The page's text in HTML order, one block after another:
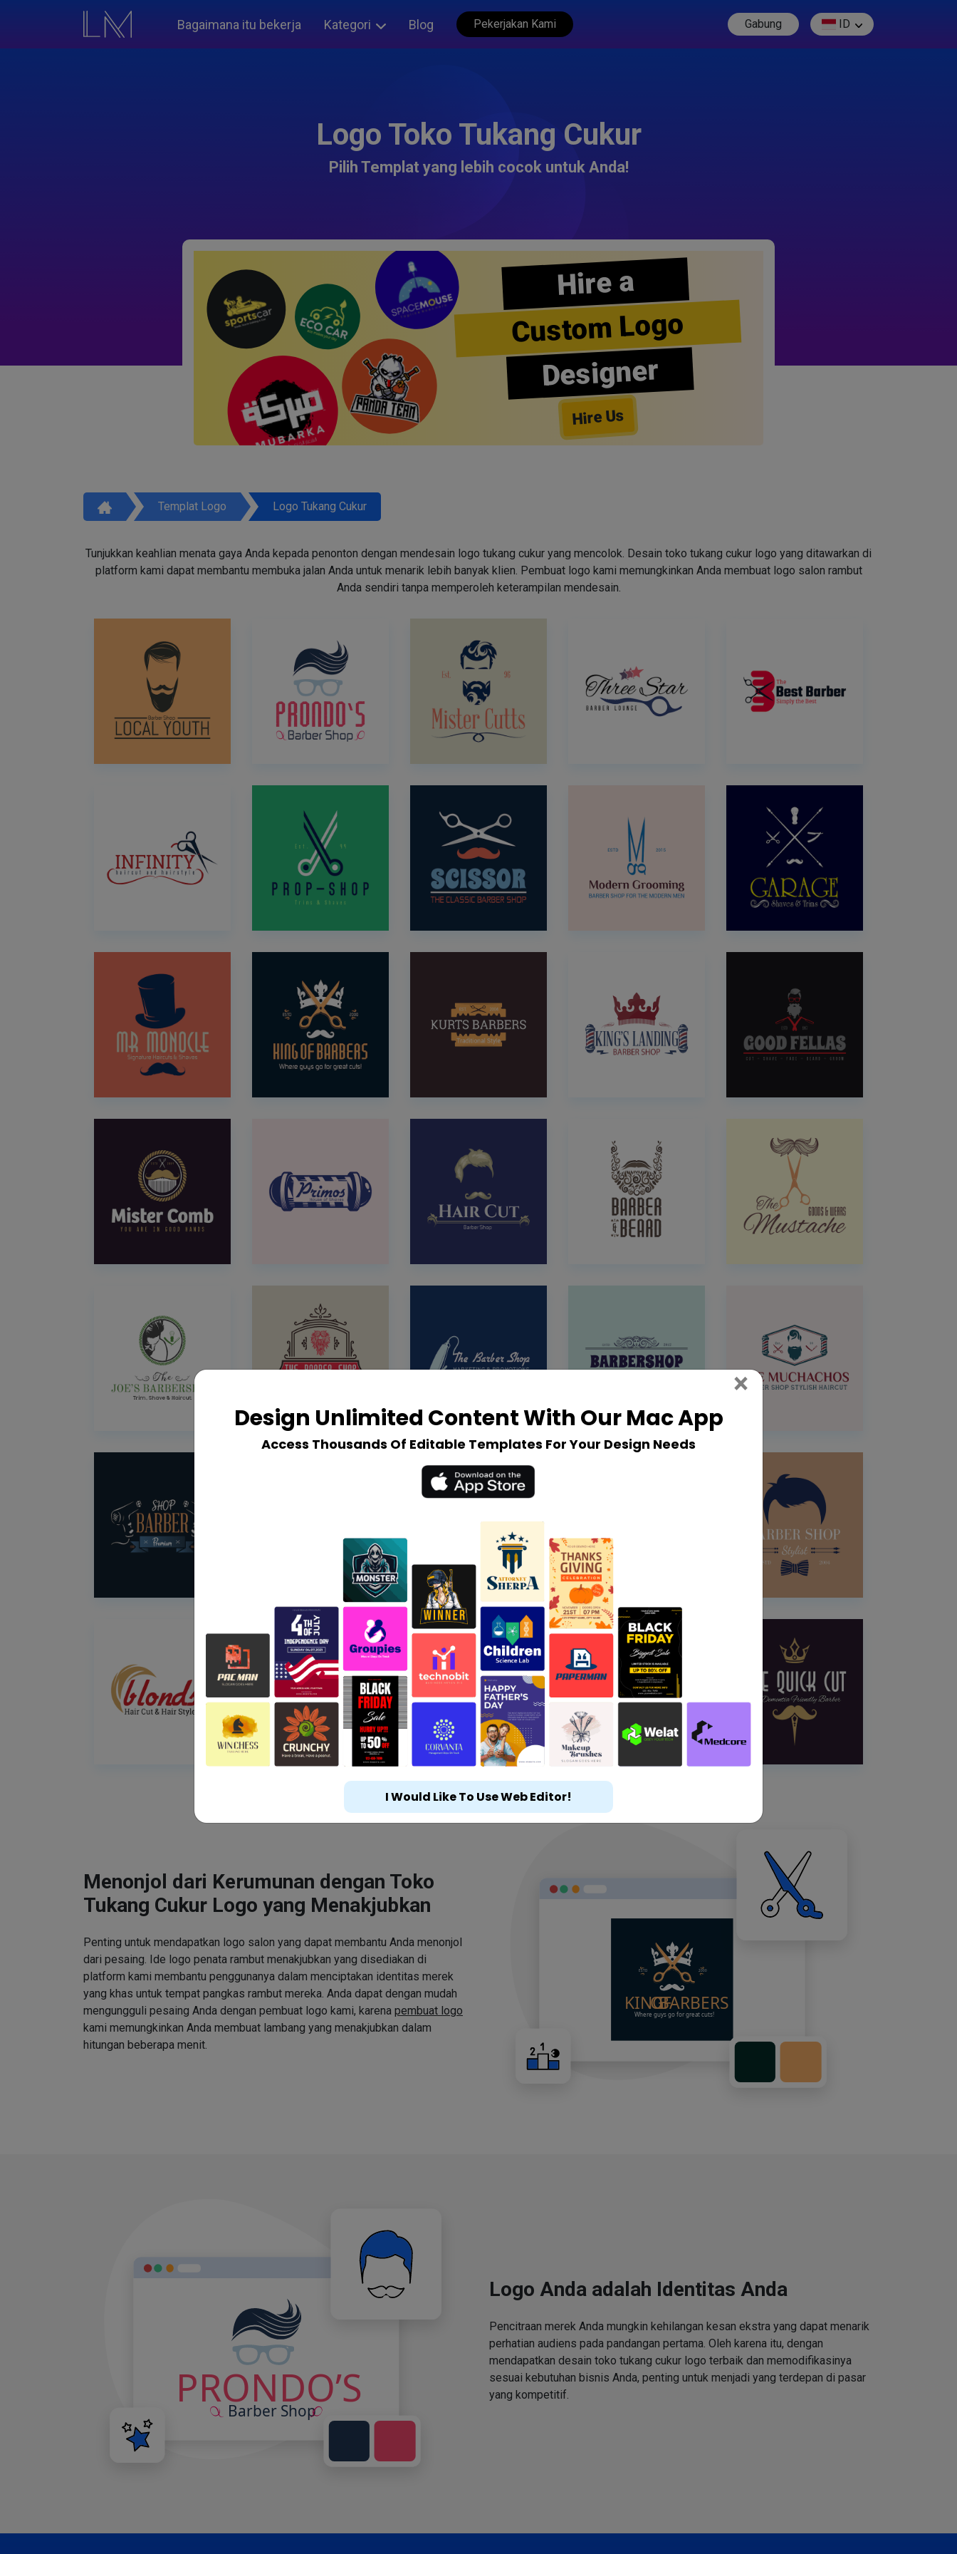
Bagaimana itu bekerja Kategori Blog Pekerjakan Kami Gabung ID
Logo Toko Tukang Cukur
Pilih Templat yang lebih cocok untuk Anda!
Hire a
Custom Logo
Designer
Hire Us
Templat Logo Logo Tukang Cukur
Tunjukkan keahlian menata gaya Anda kepada penonton dengan mendesain logo tukang cukur yang mencolok. Desain toko tukang cukur logo yang ditawarkan di
platform kami dapat membantu membuka jalan Anda untuk menarik lebih banyak klien. Pembuat logo kami memungkinkan Anda membuat logo salon rambut
Anda sendiri tanpa memperoleh keterampilan mendesain.
Menonjol dari Kerumunan dengan Toko
Tukang Cukur Logo yang Menakjubkan
Penting untuk mendapatkan logo salon yang dapat membantu Anda menonjol
dari pesaing. Ide logo penata rambut menakjubkan yang disediakan di
platform kami membantu penggunanya dalam menciptakan identitas merek
yang khas untuk tempat pangkas rambut mereka. Anda dapat dengan mudah
mengungguli pesaing Anda dengan pembuat logo kami, karena pembuat logo
kami memungkinkan Anda membuat lambang yang menakjubkan dalam
hitungan beberapa menit.
Logo Anda adalah Identitas Anda
Pencitraan merek Anda mungkin kehilangan kesan ekstra yang dapat menarik
perhatian audiens pada pandangan pertama. Oleh karena itu, dengan
mendapatkan desain toko tukang cukur logo terbaik dan memodifikasinya
sesuai kebutuhan bisnis Anda, penting untuk menjadi yang terdepan di pasar
yang kompetitif.
Design Unlimited Content With Our Mac App
Access Thousands Of Editable Templates For Your Design Needs
× Close
I Would Like To Use Web Editor!